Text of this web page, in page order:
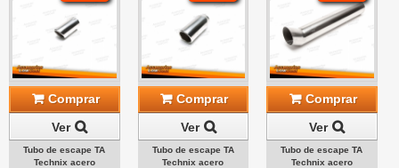
Comprar
Ver
Tubo de escape TA
Technix acero
Comprar
Ver
Tubo de escape TA
Technix acero
Comprar
Ver
Tubo de escape TA
Technix acero